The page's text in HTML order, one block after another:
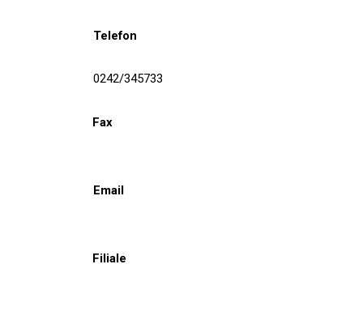
Telefon
0242/345733
Fax
Email
Filiale